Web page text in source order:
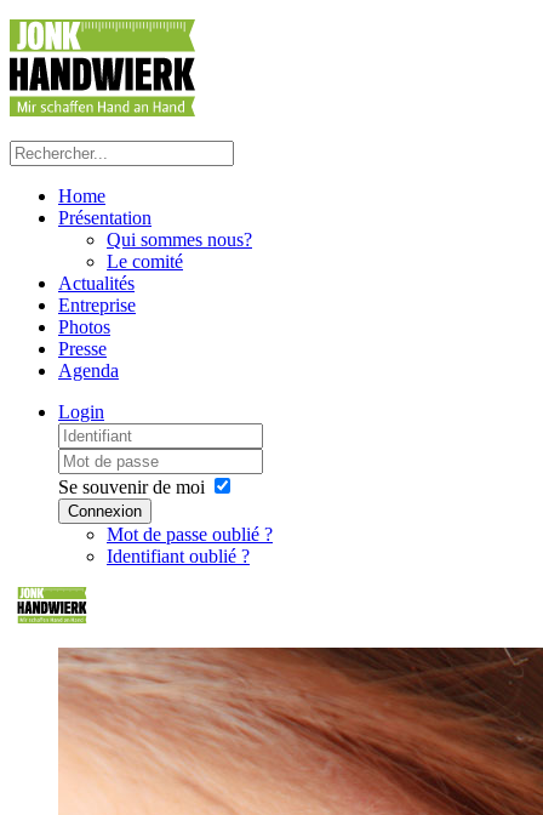
Home
Présentation
Qui sommes nous?
Le comité
Actualités
Entreprise
Photos
Presse
Agenda
Login
Se souvenir de moi
Connexion
Mot de passe oublié ?
Identifiant oublié ?